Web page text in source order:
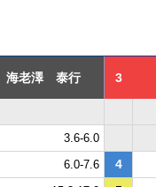
海老澤 泰行 3
3.6-6.0
6.0-7.6
4